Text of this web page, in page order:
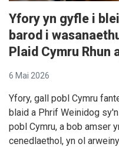
Yfory yn gyfle i
barod i
Plaid Cymru Rhun
6 Mai 2026
Yfory, gall pobl Cymru
blaid a Phrif Weinidog
pobl Cymru, a bob amser
cenedlaethol, yn ol